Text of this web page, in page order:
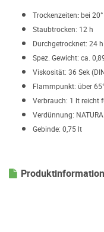
Trockenzeiten:bei
Staubtrocken: 12 h
Durchgetrocknet: 24 h
Spez. Gewicht: ca.
Viskosität: 36 Sek
Flammpunkt: über
Verbrauch: 1 lt reicht
Verdünnung:
Gebinde: 0,75 lt
Produktinformation